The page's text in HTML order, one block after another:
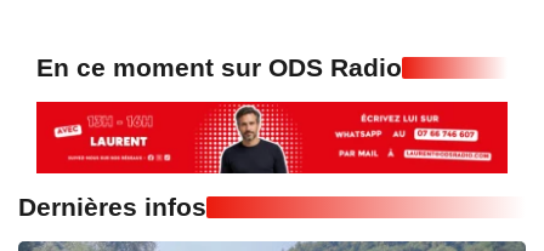
En ce moment sur ODS Radio
Dernières infos